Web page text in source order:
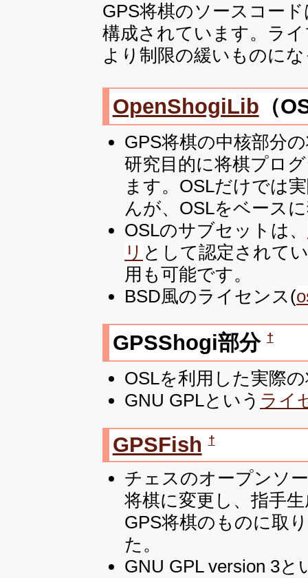
GPS将棋のソースコー
構成されています。ラ
より制限の緩いものに
OpenShogiLib （
GPS将棋の中核部分
研究目的に将棋プロ
ます。OSLだけでは
んが、OSLをベース
OSLのサブセットは、
リ として認定されて
用も可能です。
BSD風のライセンス(
GPSShogi部分†
OSLを利用した実際
GNU GPLという ライ
GPSFish †
チェスのオープンソ
将棋に変更し、指手
GPS将棋のものに取
た。
GNU GPL version 3